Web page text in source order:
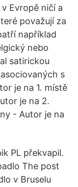
Evropě ničí a
považují za
například
nebo
satirickou
s
je na 1. místě
je na 2.
- Autor je na
PL překvapil.
The post
v Bruselu